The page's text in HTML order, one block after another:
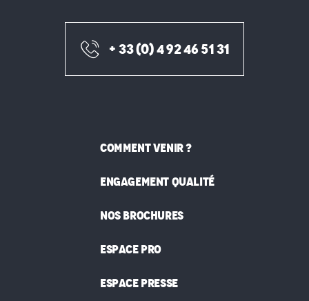
+ 33 (0) 4 92 46 51 31
COMMENT VENIR ?
ENGAGEMENT QUALITÉ
NOS BROCHURES
ESPACE PRO
ESPACE PRESSE